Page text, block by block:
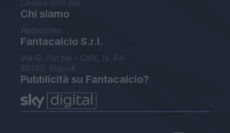
Lavora con noi
Chi siamo
Redazione
Fantacalcio S.r.l.
Via G. Porzio - CdN, Is. F4
80143, Napoli
Pubblicità su Fantacalcio?